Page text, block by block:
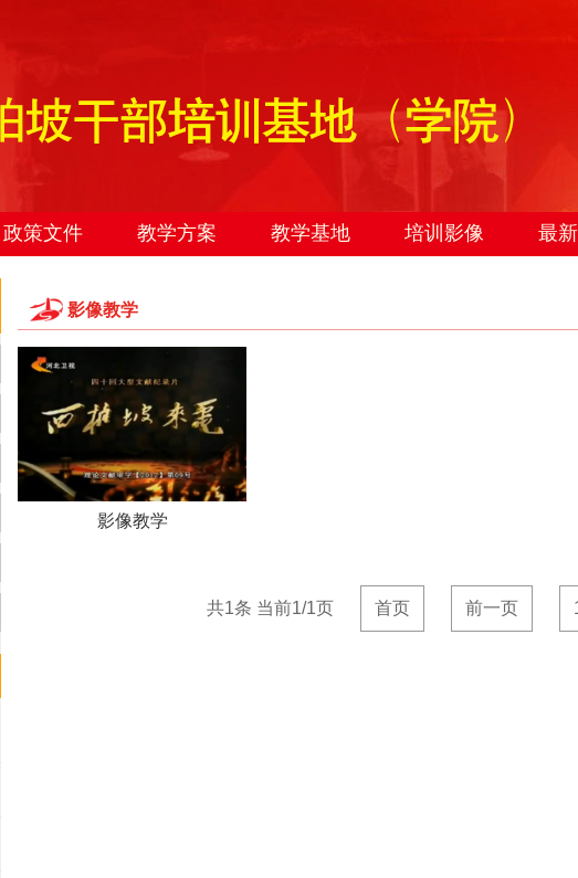
政策文件 教学方案 教学基地 培训影像 最
影像教学
影像教学
共1条 当前1/1页 首页 前一页